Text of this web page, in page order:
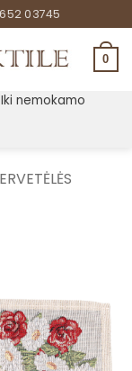
03745
0
nemokamo